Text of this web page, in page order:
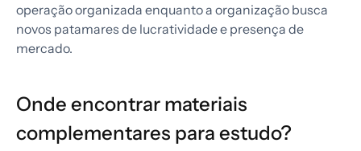
operação organizada enquanto a organização busca
novos patamares de lucratividade e presença de
mercado.
Onde encontrar materiais
complementares para estudo?